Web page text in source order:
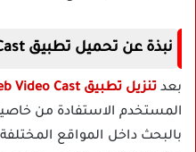
نبذة عن تحميل تطبيق Web Video Cast مهكر
بعد تنزيل تطبيق Web Video Cast مهكر
المستخدم الاستفادة من
بالبحث داخل المواقع